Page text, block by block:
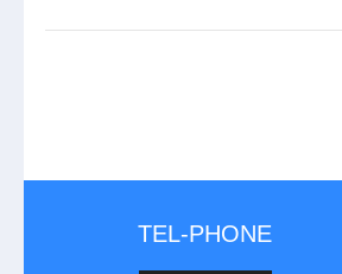
TEL-PHONE